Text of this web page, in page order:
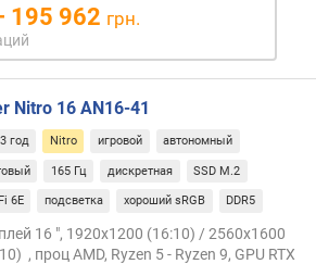
195 962 грн.
Nitro 16 AN16-41
год Nitro игровой автономный
165 Гц дискретная SSD M.2
6E подсветка хороший sRGB DDR5
16 ", 1920x1200 (16:10) / 2560x1600
, проц AMD, Ryzen 5 - Ryzen 9, GPU RTX